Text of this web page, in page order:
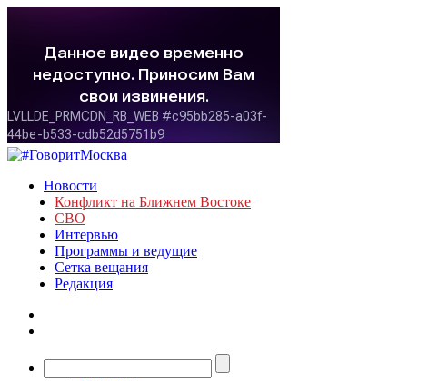
Новости
Конфликт на Ближнем Востоке
СВО
Интервью
Программы и ведущие
Сетка вещания
Редакция